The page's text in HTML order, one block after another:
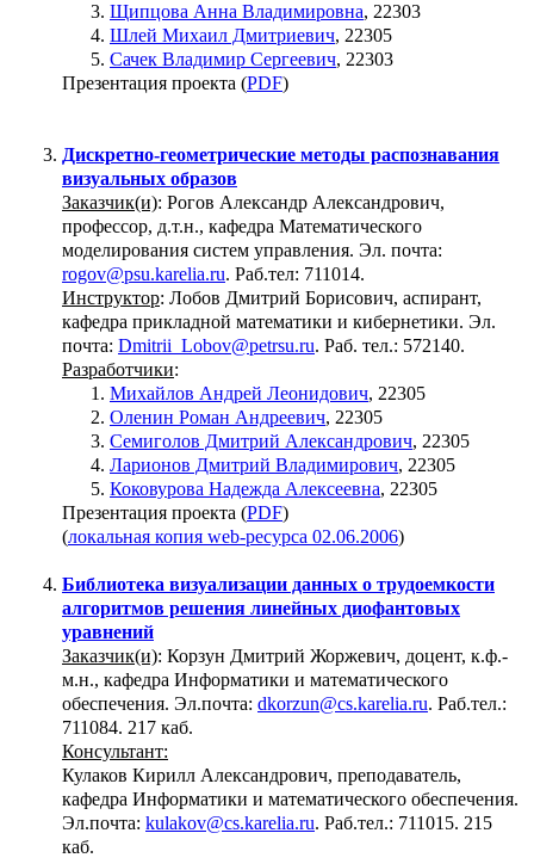
Щипцова Анна Владимировна, 22303
Шлей Михаил Дмитриевич, 22305
Сачек Владимир Сергеевич, 22303
Презентация проекта (PDF)
Дискретно-геометрические методы распознавания
визуальных образов
Заказчик(и): Рогов Александр Александрович,
профессор, д.т.н., кафедра Математического
моделирования систем управления. Эл. почта:
rogov@psu.karelia.ru. Раб.тел: 711014.
Инструктор: Лобов Дмитрий Борисович, аспирант,
кафедра прикладной математики и кибернетики. Эл.
почта: Dmitrii_Lobov@petrsu.ru. Раб. тел.: 572140.
Разработчики:
Михайлов Андрей Леонидович, 22305
Оленин Роман Андреевич, 22305
Семиголов Дмитрий Александрович, 22305
Ларионов Дмитрий Владимирович, 22305
Коковурова Надежда Алексеевна, 22305
Презентация проекта (PDF)
(локальная копия web-ресурса 02.06.2006)
Библиотека визуализации данных о трудоемкости
алгоритмов решения линейных диофантовых
уравнений
Заказчик(и): Корзун Дмитрий Жоржевич, доцент, к.ф.-
м.н., кафедра Информатики и математического
обеспечения. Эл.почта: dkorzun@cs.karelia.ru. Раб.тел.:
711084. 217 каб.
Консультант:
Кулаков Кирилл Александрович, преподаватель,
кафедра Информатики и математического обеспечения.
Эл.почта: kulakov@cs.karelia.ru. Раб.тел.: 711015. 215
каб.